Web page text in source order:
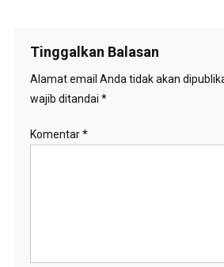
Tinggalkan Balasan
Alamat email Anda tidak akan
wajib ditandai *
Komentar*